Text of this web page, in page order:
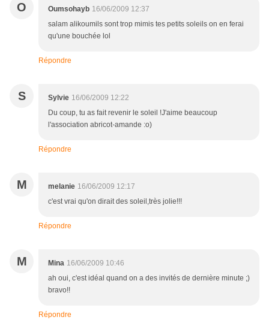
O Oumsohayb 16/06/2009 12:37
salam alikoumils sont trop mimis tes petits soleils on en ferai
qu'une bouchée lol
Répondre
S Sylvie 16/06/2009 12:22
Du coup, tu as fait revenir le soleil !J'aime beaucoup
l'association abricot-amande :o)
Répondre
M melanie 16/06/2009 12:17
c'est vrai qu'on dirait des soleil,très jolie!!!
Répondre
M Mina 16/06/2009 10:46
ah oui, c'est idéal quand on a des invités de dernière minute ;)
bravo!!
Répondre